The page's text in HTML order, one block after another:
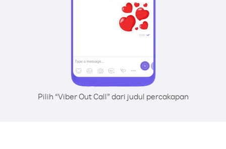
Pilih “Viber Out Call” dari judul percakapan